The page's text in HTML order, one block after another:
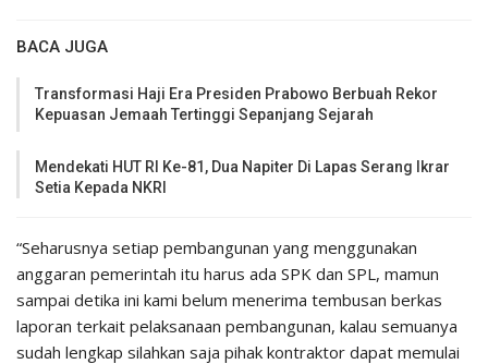
BACA JUGA
Transformasi Haji Era Presiden Prabowo Berbuah Rekor
Kepuasan Jemaah Tertinggi Sepanjang Sejarah
Mendekati HUT RI Ke-81, Dua Napiter Di Lapas Serang Ikrar
Setia Kepada NKRI
“Seharusnya setiap pembangunan yang menggunakan
anggaran pemerintah itu harus ada SPK dan SPL, mamun
sampai detika ini kami belum menerima tembusan berkas
laporan terkait pelaksanaan pembangunan, kalau semuanya
sudah lengkap silahkan saja pihak kontraktor dapat memulai